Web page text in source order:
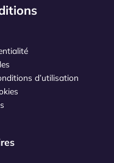
d’utilisation